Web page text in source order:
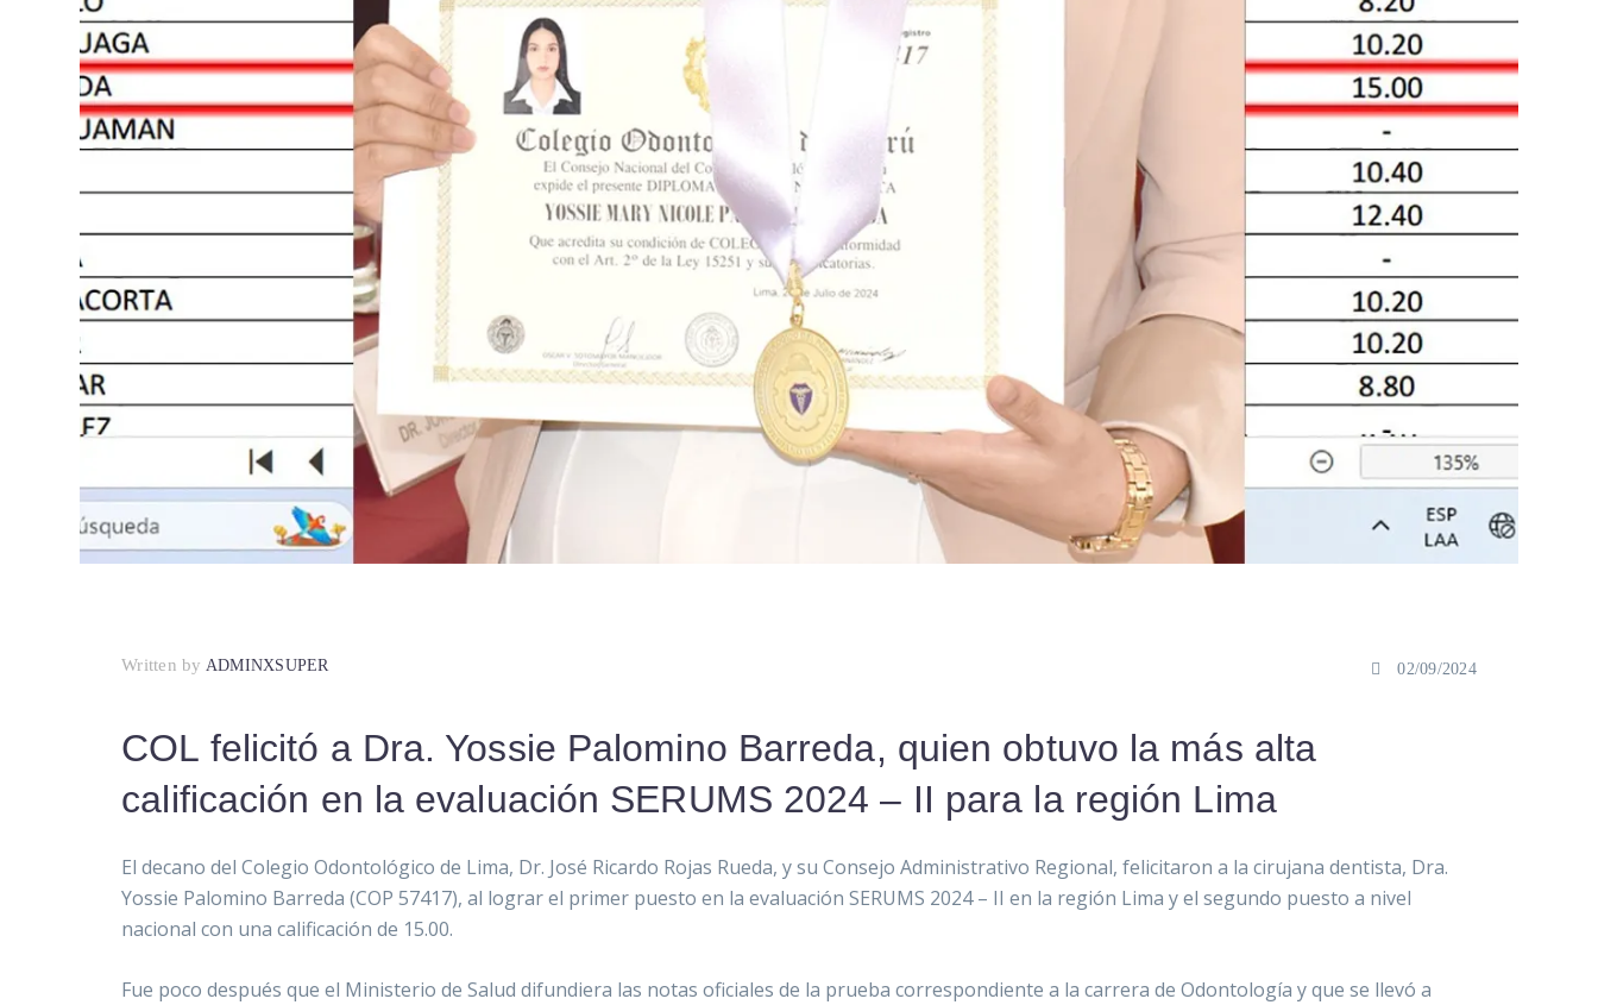
Written by ADMINXSUPER 02/09/2024
COL felicitó a Dra. Yossie Palomino Barreda, quien obtuvo la más alta
calificación en la evaluación SERUMS 2024 – II para la región Lima
El decano del Colegio Odontológico de Lima, Dr. José Ricardo Rojas Rueda, y su Consejo Administrativo Regional, felicitaron a la cirujana dentista, Dra.
Yossie Palomino Barreda (COP 57417), al lograr el primer puesto en la evaluación SERUMS 2024 – II en la región Lima y el segundo puesto a nivel
nacional con una calificación de 15.00.
Fue poco después que el Ministerio de Salud difundiera las notas oficiales de la prueba correspondiente a la carrera de Odontología y que se llevó a